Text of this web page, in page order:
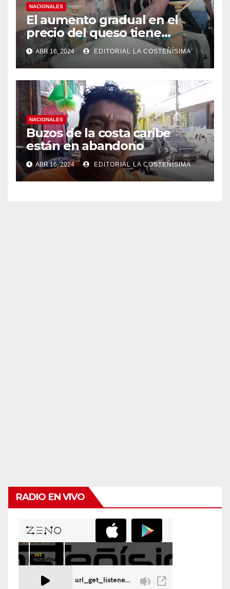
NACIONALES
El aumento gradual en el
precio del queso tiene
efectos a las Panaderias
ABR 16, 2024 EDITORIAL LA COSTEÑÍSIMA
NACIONALES
Buzos de la costa caribe
están en abandono
ABR 16, 2024 EDITORIAL LA COSTEÑÍSIMA
RADIO EN VIVO